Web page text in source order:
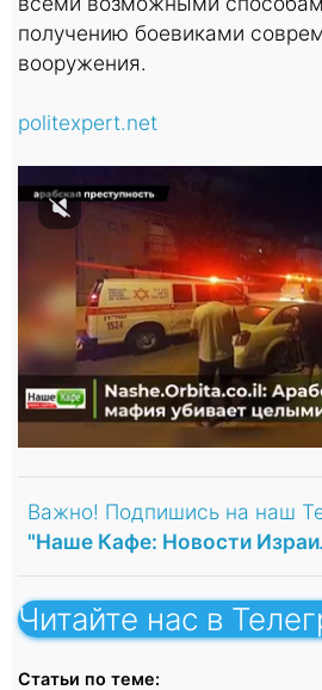
получению боевиками
вооружения.
politexpert.net
Важно! Подпишись на наш
"Наше Кафе: Новости
Читайте нас в
Статьи по теме: